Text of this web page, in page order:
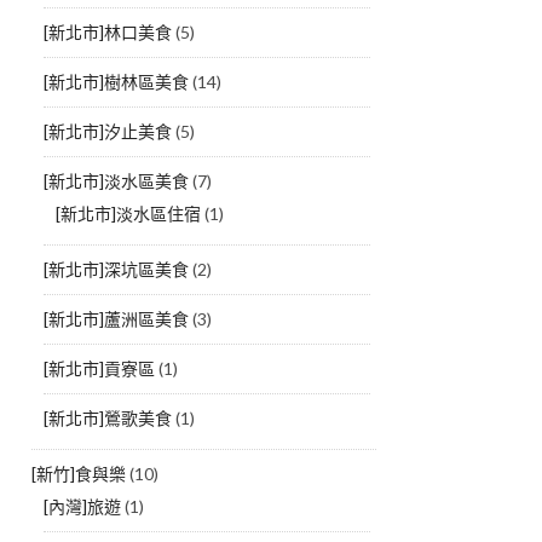
[新北市]林口美食(5)
[新北市]樹林區美食(14)
[新北市]汐止美食(5)
[新北市]淡水區美食(7)
[新北市]淡水區住宿 (1)
[新北市]深坑區美食(2)
[新北市]蘆洲區美食(3)
[新北市]貢寮區 (1)
[新北市]鶯歌美食(1)
[新竹]食與樂(10)
[內灣]旅遊(1)